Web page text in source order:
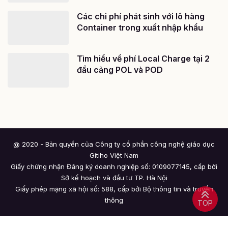
Các chi phí phát sinh với lô hàng
Container trong xuất nhập khẩu
Tìm hiểu về phí Local Charge tại 2
đầu cảng POL và POD
TOP
@ 2020 - Bản quyền của Công ty cổ phần công nghệ giáo dục
Gitiho Việt Nam
Giấy chứng nhận Đăng ký doanh nghiệp số: 0109077145, cấp bởi
Sở kế hoạch và đầu tư TP. Hà Nội
Giấy phép mạng xã hội số: 588, cấp bởi Bộ thông tin và truyền
thông